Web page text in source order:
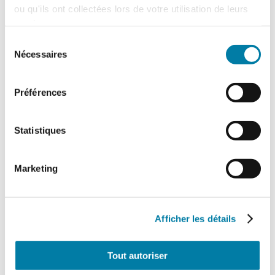
ou qu'ils ont collectées lors de votre utilisation de leurs
Nécessaires
Préférences
Statistiques
Marketing
Afficher les détails
Tout autoriser
Ajouter au panier Détails